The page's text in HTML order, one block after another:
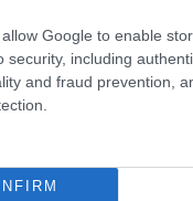
Google to enable
security, including
and fraud prevention,